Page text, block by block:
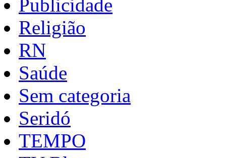
Publicidade
Religião
RN
Saúde
Sem categoria
Seridó
TEMPO